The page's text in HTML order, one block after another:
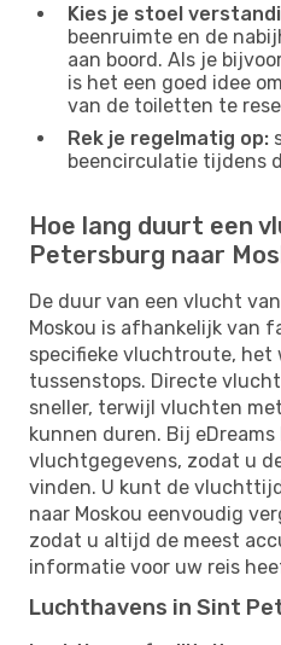
Kies je stoel
beenruimte en de
aan boord. Als je
is het een goed idee
van de toiletten te
Rek je regelmatig op:
beencirculatie tijdens
Hoe lang duurt een
Petersburg naar
De duur van een vlucht
Moskou is afhankelijk van
specifieke vluchtroute, het
tussenstops. Directe
sneller, terwijl vluchten
kunnen duren. Bij
vluchtgegevens, zodat u
vinden. U kunt de
naar Moskou eenvoudig
zodat u altijd de meest
informatie voor uw reis
Luchthavens in Sint